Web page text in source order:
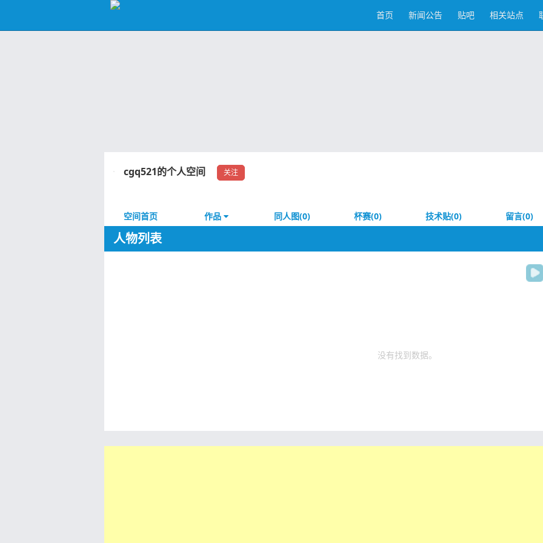
首页 新闻公告 贴吧 相关站点
cgq521的个人空间 关注
空间首页 作品 同人图(0) 杯赛(0) 技术贴(0) 留言(0)
人物列表
没有找到数据。